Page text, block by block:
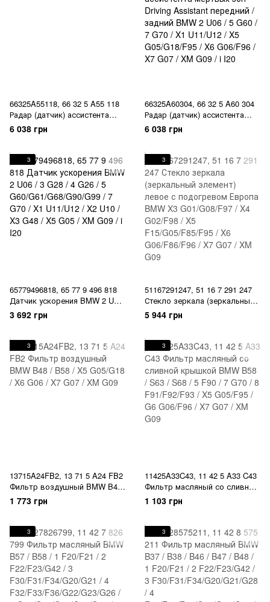
66325A55118, 66 32 5 A55 118
Радар (датчик) ассистента
мертвых зон Driving Assistant
передний / задний BMW 2 U06
X5 G05/G18/F95 / X6 G06/F96 /
X7 G07 / XM G09 / i I20
6 038 грн
66325A60304, 66 32 5 A60 304
Радар (датчик) ассистента
мертвых зон Driving Assistant
передний / задний BMW 2 U06
X5 G05/G18/F95 / X6 G06/F96 /
X7 G07 / XM G09 / i I20
6 038 грн
3
65779496818, 65 77 9 496 818
Датчик ускорения BMW 2 U06
/ 3 G28 / 4 G26 / 5
G60/G61/G68/G90/G99 / 7 G70 /
X5 G05 / XM G09 / i I20
3 692 грн
3
51167291247, 51 16 7 291 247
Стекло зеркала (зеркальный
элемент) левое с подогревом
Европа BMW X3 G01/G08/F97 /
F15/G05/F85/F95 / X6
G06/F86/F96 / X7 G07 / XM G09
5 944 грн
3
13715A24FB2, 13 71 5 A24 FB2
Фильтр воздушный BMW B48
/ B58 / X5 G05/G18 / X6 G06 /
X7 G07 / XM G09
1 773 грн
3
11425A33C43, 11 42 5 A33 C43
Фильтр масляный со сливной
крышкой BMW B58 / S63 / S68
/ 5 F90 / 7 G70 / 8 F91/F92/F93
G07 / XM G09
1 103 грн
3 3